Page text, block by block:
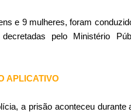
e 9 mulheres, foram
decretadas pelo Ministério
APLICATIVO
a prisão aconteceu